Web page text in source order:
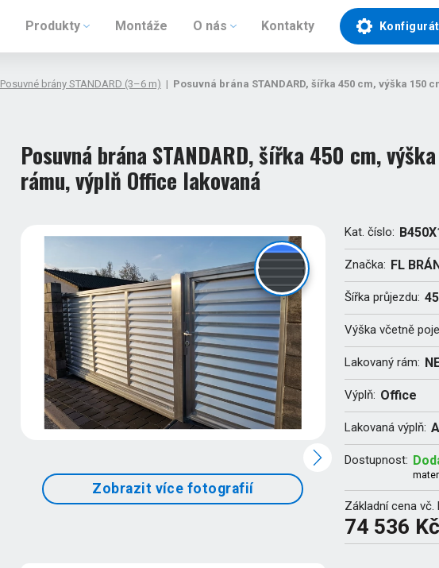
Produkty Montáže O nás Kontakty
Posuvné brány STANDARD (3–6 m) | Posuvná brána STANDARD, šířka 450 cm, výška
Posuvná brána STANDARD, šířka 450 cm,
rámu, výplň Office lakovaná
Zobrazit více fotografií
Kat. číslo:
Značka: FL
Šířka průjezdu:
Výška včetně
Lakovaný rám:
Výplň: Office
Lakovaná výplň:
Dostupnost:
Základní cena vč.
74 536 Kč